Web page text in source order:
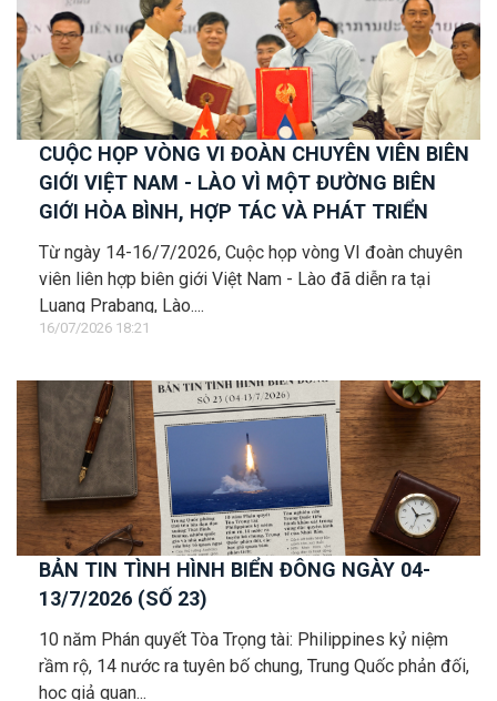
CUỘC HỌP VÒNG VI ĐOÀN CHUYÊN VIÊN BIÊN
GIỚI VIỆT NAM - LÀO VÌ MỘT ĐƯỜNG BIÊN
GIỚI HÒA BÌNH, HỢP TÁC VÀ PHÁT TRIỂN
Từ ngày 14-16/7/2026, Cuộc họp vòng VI đoàn chuyên
viên liên hợp biên giới Việt Nam - Lào đã diễn ra tại
Luang Prabang, Lào....
16/07/2026 18:21
BẢN TIN TÌNH HÌNH BIỂN ĐÔNG NGÀY 04-
13/7/2026 (SỐ 23)
10 năm Phán quyết Tòa Trọng tài: Philippines kỷ niệm
rầm rộ, 14 nước ra tuyên bố chung, Trung Quốc phản đối,
học giả quan...